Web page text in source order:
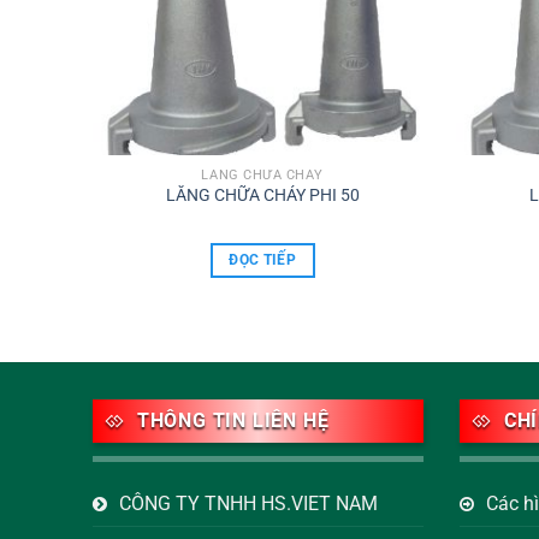
LĂNG CHỮA CHÁY
LĂNG CHỮA CHÁY PHI 50
ĐỌC TIẾP
THÔNG TIN LIÊN HỆ
CÔNG TY TNHH HS.VIET NAM
Các